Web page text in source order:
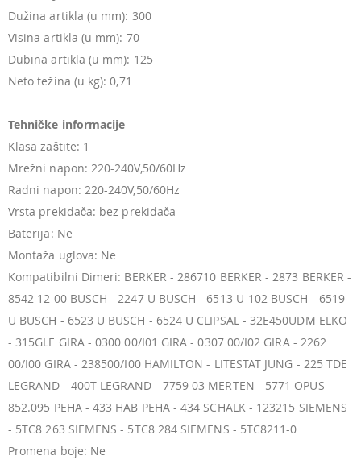
Dužina artikla (u mm): 300
Visina artikla (u mm): 70
Dubina artikla (u mm): 125
Neto težina (u kg): 0,71
Tehničke informacije
Klasa zaštite: 1
Mrežni napon: 220-240V,50/60Hz
Radni napon: 220-240V,50/60Hz
Vrsta prekidača: bez prekidača
Baterija: Ne
Montaža uglova: Ne
Kompatibilni Dimeri: BERKER - 286710 BERKER - 2873 BERKER -
8542 12 00 BUSCH - 2247 U BUSCH - 6513 U-102 BUSCH - 6519
U BUSCH - 6523 U BUSCH - 6524 U CLIPSAL - 32E450UDM ELKO
- 315GLE GIRA - 0300 00/I01 GIRA - 0307 00/I02 GIRA - 2262
00/I00 GIRA - 238500/I00 HAMILTON - LITESTAT JUNG - 225 TDE
LEGRAND - 400T LEGRAND - 7759 03 MERTEN - 5771 OPUS -
852.095 PEHA - 433 HAB PEHA - 434 SCHALK - 123215 SIEMENS
- 5TC8 263 SIEMENS - 5TC8 284 SIEMENS - 5TC8211-0
Promena boje: Ne